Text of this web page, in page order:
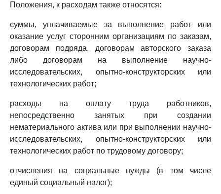
Положения, к расходам также относятся:
суммы, уплачиваемые за выполнение работ или
оказание услуг сторонним организациям по заказам,
договорам подряда, договорам авторского заказа
либо договорам на выполнение научно-
исследовательских, опытно-конструкторских или
технологических работ;
расходы на оплату труда работников,
непосредственно занятых при создании
нематериального актива или при выполнении научно-
исследовательских, опытно-конструкторских или
технологических работ по трудовому договору;
отчисления на социальные нужды (в том числе
единый социальный налог);